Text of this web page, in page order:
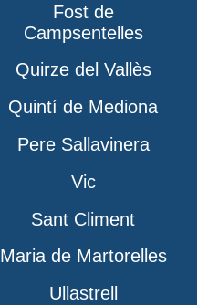
Fost de
Campsentelles
Quirze del Vallès
Quintí de Mediona
Pere Sallavinera
Vic
Sant Climent
Maria de Martorelles
Ullastrell